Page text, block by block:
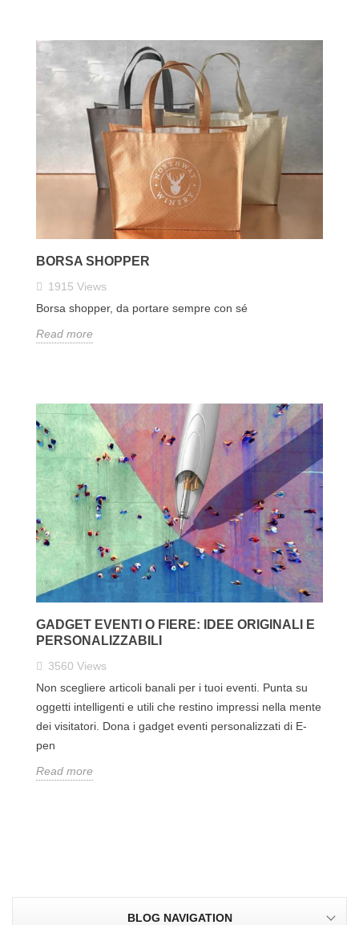
BORSA SHOPPER
1915 Views
Borsa shopper, da portare sempre con sé
Read more
GADGET EVENTI O FIERE: IDEE ORIGINALI E
PERSONALIZZABILI
3560 Views
Non scegliere articoli banali per i tuoi eventi. Punta su
oggetti intelligenti e utili che restino impressi nella mente
dei visitatori. Dona i gadget eventi personalizzati di E-
pen
Read more
BLOG NAVIGATION